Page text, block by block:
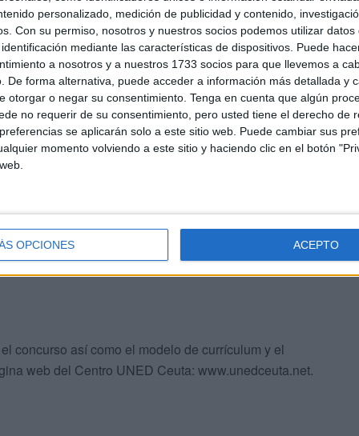
personalizado, medición de publicidad y contenido,
Con su permiso, nosotros y nuestros socios podemos utilizar datos
mediante las características de dispositivos. Puede
a nosotros y a nuestros 1733 socios para que llevemos a
De forma alternativa, puede acceder a información más detallada y
otorgar o negar su consentimiento. Tenga en cuenta que algún
no requerir de su consentimiento, pero usted tiene el derecho de
se aplicarán solo a este sitio web. Puede cambiar sus
momento volviendo a este sitio y haciendo clic en el botón
OPCIONES ACEPTO
deberán poseer la titulación requerida para
I de esta convocatoria. En caso de que se indique
con poseer una de ellas. La fecha de referencia para
de los méritos que se aleguen será la del día en que
Centro UNED Ceuta 1.2. Conforme al Artículo 18.1.g
propuestos para su nombramiento como profesor-
70 años de edad en el plazo establecido para la
concurso así como el modelo de currículum y el
web del Centro UNED Ceuta: www.unedceuta.net.